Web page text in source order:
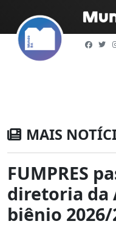
MAIS
FUMPRES
diretoria da
biênio 2026/